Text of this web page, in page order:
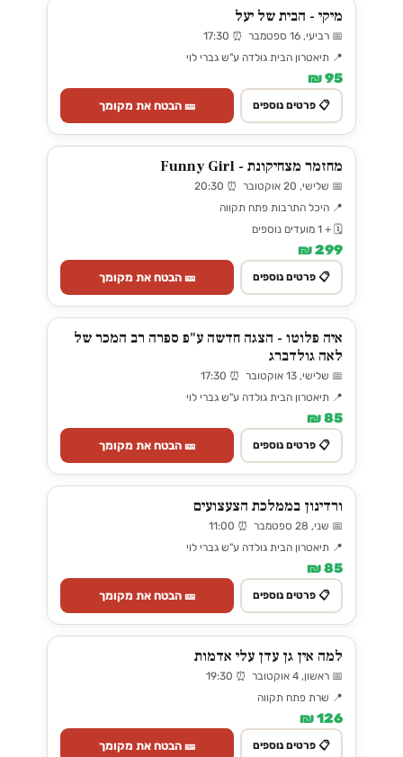
מיקי - הבית של יעל
📅 רביעי, 16 ספטמבר ⏰ 17:30
📍 תיאטרון הבית גולדה ע"ש גברי לוי
95 ₪
📋 פרטים נוספים 🎫 הבטח את מקומך
מחזמר מצחיקונת - Funny Girl
📅 שלישי, 20 אוקטובר ⏰ 20:30
📍 היכל התרבות פתח תקווה
🗓️ + 1 מועדים נוספים
299 ₪
📋 פרטים נוספים 🎫 הבטח את מקומך
איה פלוטו - הצגה חדשה ע"פ ספרה רב המכר של
לאה גולדברג
📅 שלישי, 13 אוקטובר ⏰ 17:30
📍 תיאטרון הבית גולדה ע"ש גברי לוי
85 ₪
📋 פרטים נוספים 🎫 הבטח את מקומך
ורדינון בממלכת הצעצועים
📅 שני, 28 ספטמבר ⏰ 11:00
📍 תיאטרון הבית גולדה ע"ש גברי לוי
85 ₪
📋 פרטים נוספים 🎫 הבטח את מקומך
למה אין גן עדן עלי אדמות
📅 ראשון, 4 אוקטובר ⏰ 19:30
📍 שרת פתח תקווה
126 ₪
📋 פרטים נוספים 🎫 הבטח את מקומך